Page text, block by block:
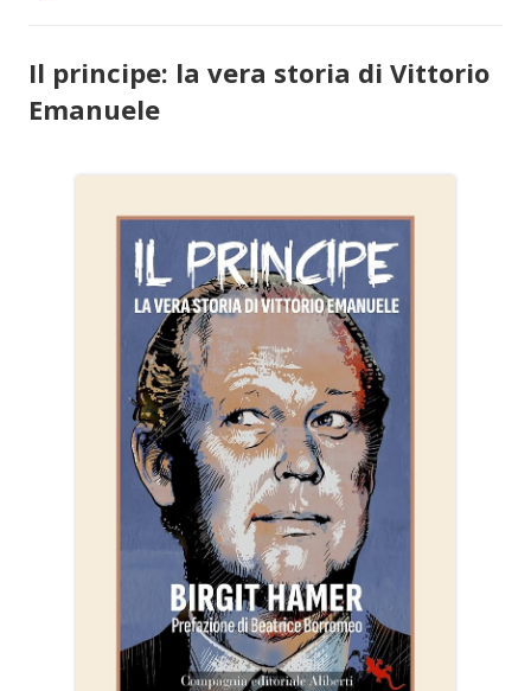
Il principe: la vera storia di Vittorio
Emanuele